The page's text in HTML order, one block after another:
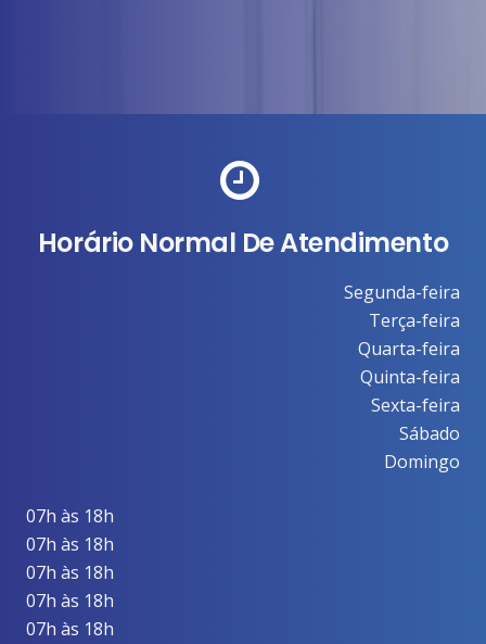
Horário Normal De Atendimento
Segunda-feira
Terça-feira
Quarta-feira
Quinta-feira
Sexta-feira
Sábado
Domingo
07h às 18h
07h às 18h
07h às 18h
07h às 18h
07h às 18h